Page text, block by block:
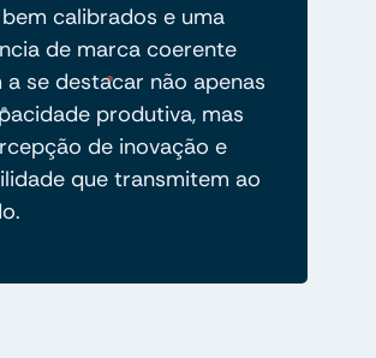
calibrados e uma
de marca coerente
se destacar não apenas
produtiva, mas
de inovação e
que transmitem ao